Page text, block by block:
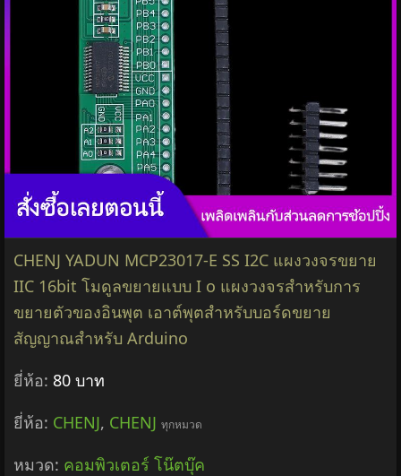
CHENJ YADUN MCP23017-E SS I2C แผงวงจรขยาย
IIC 16bit โมดูลขยายแบบ I o แผงวงจรสำหรับการ
ขยายตัวของอินพุต เอาต์พุตสำหรับบอร์ดขยาย
สัญญาณสำหรับ Arduino
ยี่ห้อ: 80 บาท
ยี่ห้อ: CHENJ, CHENJ ทุกหมวด
หมวด: คอมพิวเตอร์ โน๊ตบุ๊ค